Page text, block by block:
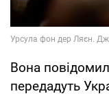
Вона
передадуть